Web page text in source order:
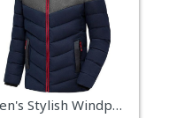
Men's Stylish Windproof Padding Hudies Jacket (Red & Blue)